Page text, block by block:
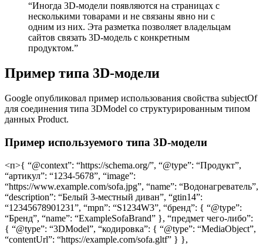
“Иногда 3D-модели появляются на страницах с
несколькими товарами и не связаны явно ни с
одним из них. Эта разметка позволяет владельцам
сайтов связать 3D-модель с конкретным
продуктом.”
Пример типа 3D-модели
Google опубликовал пример использования свойства subjectOf
для соединения типа 3DModel со структурированным типом
данных Product.
Пример используемого типа 3D-модели
<п>{ “@context”: “https://schema.org/”, “@type”: “Продукт”,
“артикул”: “1234-5678”, “image”:
“https://www.example.com/sofa.jpg”, “name”: “Водонагреватель”,
“description”: “Белый 3-местный диван”, “gtin14”:
“12345678901231”, “mpn”: “S1234W3”, “бренд”: { “@type”:
“Бренд”, “name”: “ExampleSofaBrand” }, “предмет чего-либо”:
{ “@type”: “3DModel”, “кодировка”: { “@type”: “MediaObject”,
“contentUrl”: “https://example.com/sofa.gltf” } },